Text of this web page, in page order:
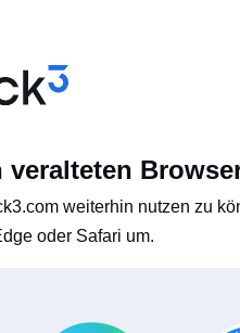
veralteten
weiterhin nutzen zu
oder Safari um.